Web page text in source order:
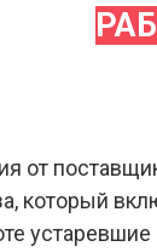
от
который